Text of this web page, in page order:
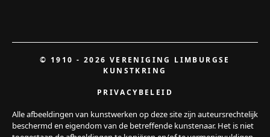
© 1910 - 2026 VERENIGING LIMBURGSE
KUNSTKRING
PRIVACYBELEID
Alle afbeeldingen van kunstwerken op deze site zijn auteursrechtelijk
beschermd en eigendom van de betreffende kunstenaar. Het is niet